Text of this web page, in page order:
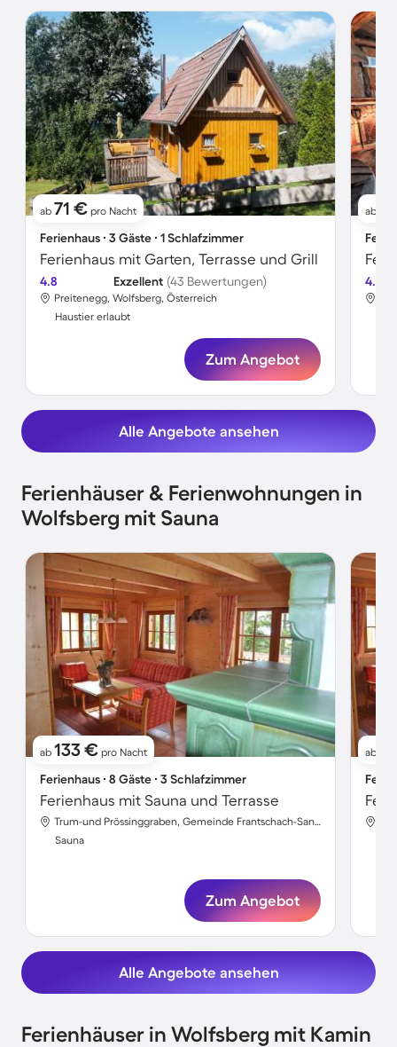
ab 71 € pro Nacht
Ferienhaus ∙ 3 Gäste ∙ 1 Schlafzimmer
Ferienhaus mit Garten, Terrasse und Grill
4.8 Exzellent (43 Bewertungen)
Preitenegg, Wolfsberg, Österreich
Haustier erlaubt
Zum Angebot
ab
4.8
Alle Angebote ansehen
Ferienhäuser & Ferienwohnungen in
Wolfsberg mit Sauna
ab 133 € pro Nacht
Ferienhaus ∙ 8 Gäste ∙ 3 Schlafzimmer
Ferienhaus mit Sauna und Terrasse
Trum-und Prössinggraben, Gemeinde Frantschach-Sankt Gertraud, Wolfsberg
Sauna
Zum Angebot
ab
Alle Angebote ansehen
Ferienhäuser in Wolfsberg mit Kamin